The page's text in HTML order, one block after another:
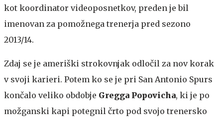
kot koordinator videoposnetkov, preden je bil
imenovan za pomožnega trenerja pred sezono
2013/14.
Zdaj se je ameriški strokovnjak odločil za nov korak
v svoji karieri. Potem ko se je pri San Antonio Spurs
končalo veliko obdobje Gregga Popovicha, ki je po
možganski kapi potegnil črto pod svojo trenersko